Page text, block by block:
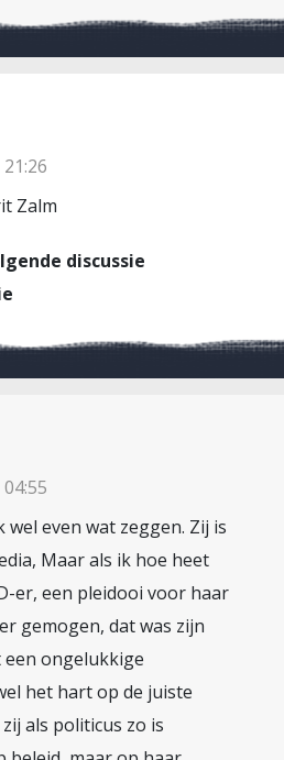
Zalm
discussie
wel even wat zeggen. Zij is
Maar als ik hoe heet
er, een pleidooi voor haar
gemogen, dat was zijn
ongelukkige
het hart op de juiste
als politicus zo is